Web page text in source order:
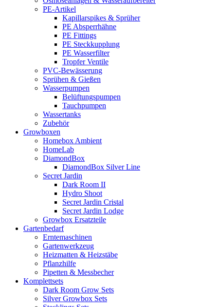
PE-Artikel
Kapillarspikes & Sprüher
PE Absperrhähne
PE Fittings
PE Steckkupplung
PE Wasserfilter
Tropfer Ventile
PVC-Bewässerung
Sprühen & Gießen
Wasserpumpen
Belüftungspumpen
Tauchpumpen
Wassertanks
Zubehör
Growboxen
Homebox Ambient
HomeLab
DiamondBox
DiamondBox Silver Line
Secret Jardin
Dark Room II
Hydro Shoot
Secret Jardin Cristal
Secret Jardin Lodge
Growbox Ersatzteile
Gartenbedarf
Erntemaschinen
Gartenwerkzeug
Heizmatten & Heizstäbe
Pflanzhilfe
Pipetten & Messbecher
Komplettsets
Dark Room Grow Sets
Silver Growbox Sets